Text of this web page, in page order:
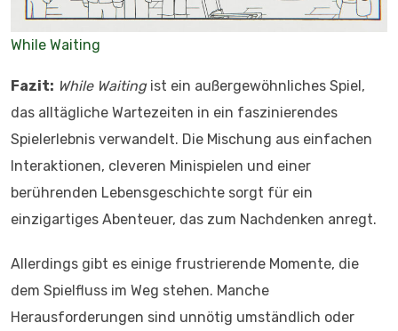
While Waiting
Fazit: While Waitingist ein außergewöhnliches Spiel,
das alltägliche Wartezeiten in ein faszinierendes
Spielerlebnis verwandelt. Die Mischung aus einfachen
Interaktionen, cleveren Minispielen und einer
berührenden Lebensgeschichte sorgt für ein
einzigartiges Abenteuer, das zum Nachdenken anregt.
Allerdings gibt es einige frustrierende Momente, die
dem Spielfluss im Weg stehen. Manche
Herausforderungen sind unnötig umständlich oder